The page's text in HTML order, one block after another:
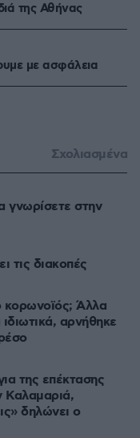
της Αθήνας
με ασφάλεια
Σχολιασμένα
γνωρίσετε στην
τις διακοπές
κορωνοϊός; Άλλα
αρνήθηκε
της επέκτασης
Καλαμαριά,
δηλώνει ο